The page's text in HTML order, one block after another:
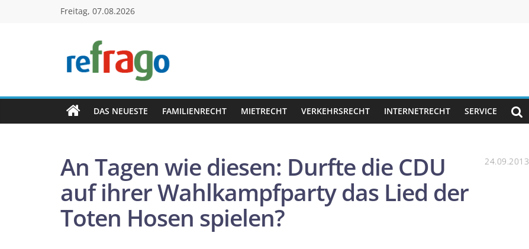
Freitag, 07.08.2026
refrago
Rechtsfragen
online
verständlich
kostenlos
DAS NEUESTE FAMILIENRECHT MIETRECHT VERKEHRSRECHT INTERNETRECHT SERVICE
24.09.2013
An Tagen wie diesen: Durfte die CDU
auf ihrer Wahlkampfparty das Lied der
Toten Hosen spielen?